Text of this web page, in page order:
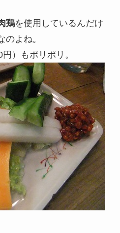
鶏を使用しているんだけ
のよね。
）もポリポリ。